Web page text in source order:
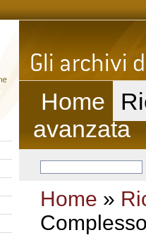
Home
avanzata
Home »